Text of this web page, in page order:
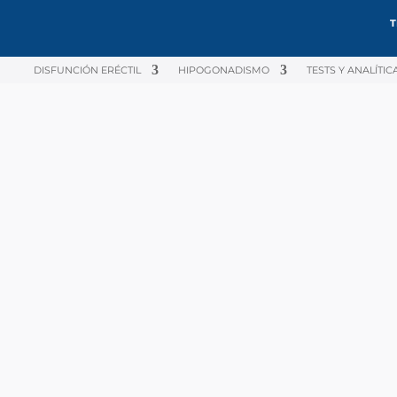
DISFUNCIÓN ERÉCTIL HIPOGONADISMO TESTS Y